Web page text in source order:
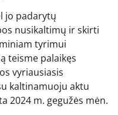
jo padarytų
nusikaltimų ir skirti
tyrimui
teisme palaikęs
vyriausiasis
kaltinamuoju aktu
2024 m. gegužės mėn.